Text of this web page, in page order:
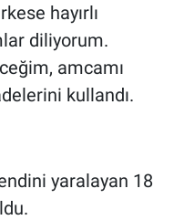
hayırlı
diliyorum.
amcamı
kullandı.
yaralayan 18